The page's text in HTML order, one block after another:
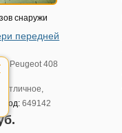
снаружи
передней
Peugeot 408
Отличное,
код:649142